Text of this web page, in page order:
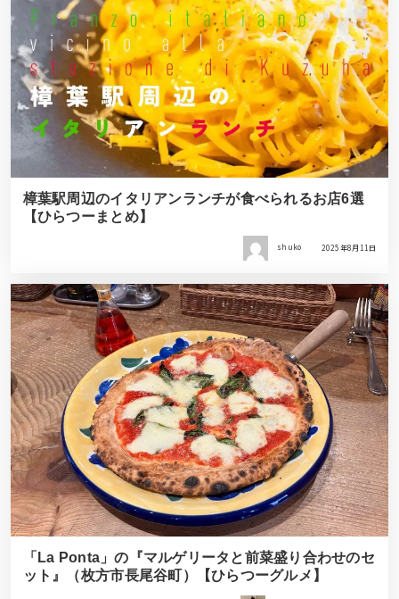
樟葉駅周辺のイタリアンランチが食べられるお店6選
【ひらつーまとめ】
shuko 2025年8月11日
「La Ponta」の『マルゲリータと前菜盛り合わせのセ
ット』（枚方市長尾谷町）【ひらつーグルメ】